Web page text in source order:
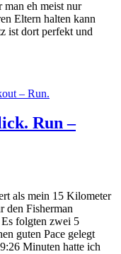
eh meist nur
Eltern halten kann
ist dort perfekt und
– Run.
Run –
als mein 15 Kilometer
den Fisherman
folgten zwei 5
guten Pace gelegt
Minuten hatte ich